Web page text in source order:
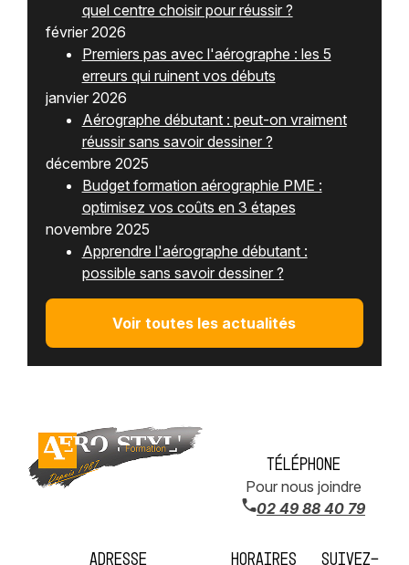
quel centre choisir pour réussir ?
février 2026
Premiers pas avec l'aérographe : les 5
erreurs qui ruinent vos débuts
janvier 2026
Aérographe débutant : peut-on vraiment
réussir sans savoir dessiner ?
décembre 2025
Budget formation aérographie PME :
optimisez vos coûts en 3 étapes
novembre 2025
Apprendre l'aérographe débutant :
possible sans savoir dessiner ?
Voir toutes les actualités
Téléphone
Pour nous joindre
02 49 88 40 79
Adresse Horaires
Suivez-